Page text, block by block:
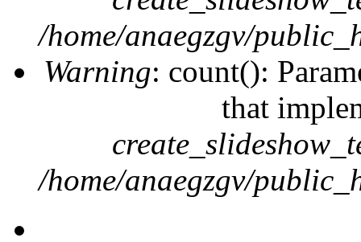
/home/anaegzgv/
Warning: count():
that
/home/anaegzgv/